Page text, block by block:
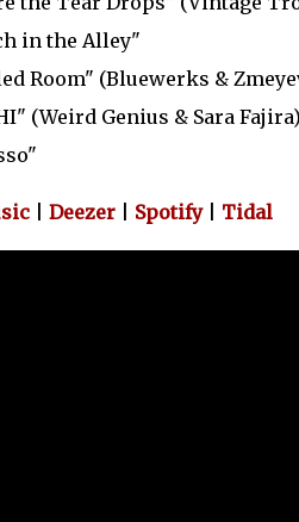
in the Alley"
Room" (Bluewerks &
(Weird Genius & Sara Fajira)
| Deezer| Spotify| Tidal